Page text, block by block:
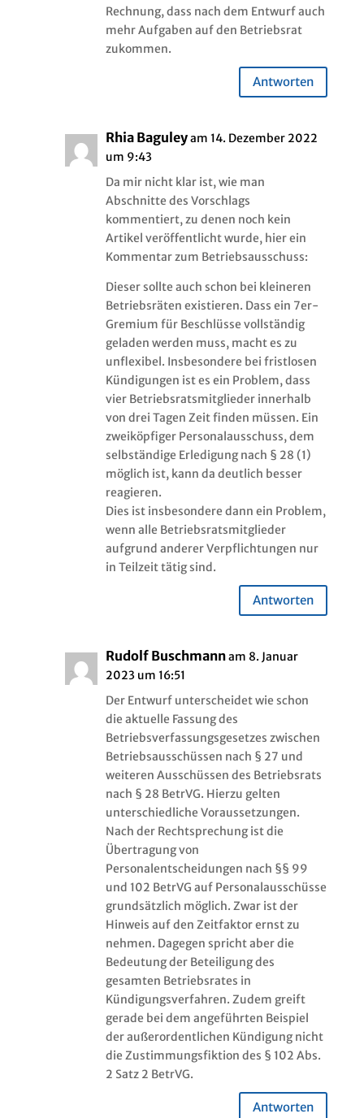
Rechnung, dass nach dem Entwurf auch
mehr Aufgaben auf den Betriebsrat
zukommen.
Antworten
Rhia Baguleyam 14. Dezember 2022
um 9:43
Da mir nicht klar ist, wie man
Abschnitte des Vorschlags
kommentiert, zu denen noch kein
Artikel veröffentlicht wurde, hier ein
Kommentar zum Betriebsausschuss:
Dieser sollte auch schon bei kleineren
Betriebsräten existieren. Dass ein 7er-
Gremium für Beschlüsse vollständig
geladen werden muss, macht es zu
unflexibel. Insbesondere bei fristlosen
Kündigungen ist es ein Problem, dass
vier Betriebsratsmitglieder innerhalb
von drei Tagen Zeit finden müssen. Ein
zweiköpfiger Personalausschuss, dem
selbständige Erledigung nach § 28 (1)
möglich ist, kann da deutlich besser
reagieren.
Dies ist insbesondere dann ein Problem,
wenn alle Betriebsratsmitglieder
aufgrund anderer Verpflichtungen nur
in Teilzeit tätig sind.
Antworten
Rudolf Buschmannam 8. Januar
2023 um 16:51
Der Entwurf unterscheidet wie schon
die aktuelle Fassung des
Betriebsverfassungsgesetzes zwischen
Betriebsausschüssen nach § 27 und
weiteren Ausschüssen des Betriebsrats
nach § 28 BetrVG. Hierzu gelten
unterschiedliche Voraussetzungen.
Nach der Rechtsprechung ist die
Übertragung von
Personalentscheidungen nach §§ 99
und 102 BetrVG auf Personalausschüsse
grundsätzlich möglich. Zwar ist der
Hinweis auf den Zeitfaktor ernst zu
nehmen. Dagegen spricht aber die
Bedeutung der Beteiligung des
gesamten Betriebsrates in
Kündigungsverfahren. Zudem greift
gerade bei dem angeführten Beispiel
der außerordentlichen Kündigung nicht
die Zustimmungsfiktion des § 102 Abs.
2 Satz 2 BetrVG.
Antworten